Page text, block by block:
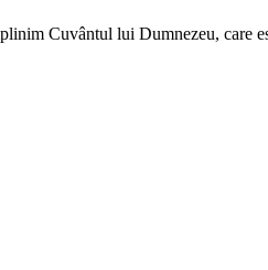
Cuvântul lui Dumnezeu, care